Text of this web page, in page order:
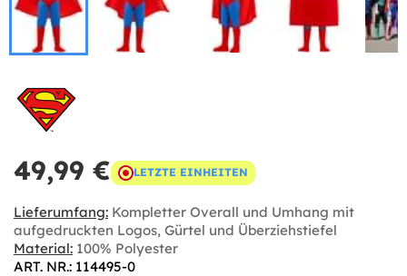
49,99 € LETZTE EINHEITEN
Lieferumfang: Kompletter Overall und Umhang mit
aufgedruckten Logos, Gürtel und Überziehstiefel
Material: 100% Polyester
ART. NR.: 114495-0